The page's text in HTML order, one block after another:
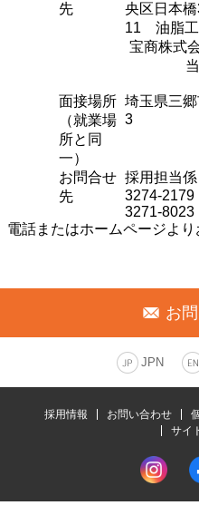
先
央区日本
11 油脂
宝商株式
面接場所
（就業場
所と同
一）
埼玉県三
3
お問合せ
先
採用担当
3274-
3271-8023
電話またはホームページよ
お
JPN
採用情報 お問い合わせ
サイ